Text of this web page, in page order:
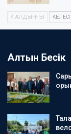
АЛДЫҢҒЫ КЕЛЕСІ
Алтын Бесік